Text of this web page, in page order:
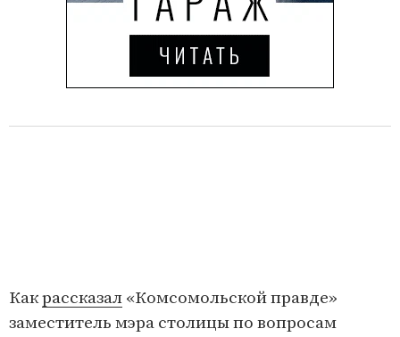
Какрассказал «Комсомольской правде»
заместитель мэра столицы по вопросам